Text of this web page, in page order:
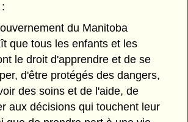
du Manitoba
que tous les enfants et les
le droit d'apprendre et de se
d'être protégés des dangers,
des soins et de l'aide, de
aux décisions qui touchent leur